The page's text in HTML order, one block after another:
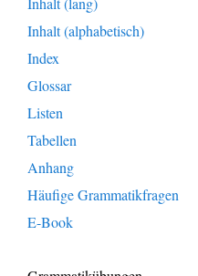
Inhalt (alphabetisch)
Index
Glossar
Listen
Tabellen
Anhang
Häufige Grammatikfragen
E-Book